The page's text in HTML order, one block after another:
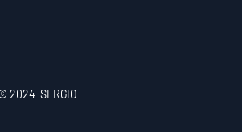
2024 SERGIO